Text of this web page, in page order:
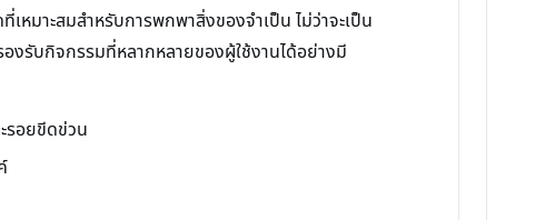
มาะสมสำหรับการพกพาสิ่งของจำเป็น ไม่ว่าจะเป็น
งรับกิจกรรมที่หลากหลายของผู้ใช้งานได้อย่างมี
รอยขีดข่วน